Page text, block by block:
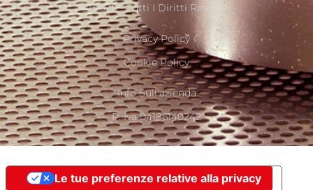
Ⓒ 2020 - Tutti I Diritti Riservati
Privacy Policy
Cookie Policy
Info Sull'azienda
P. Iva 04186140242
Le tue preferenze relative alla privacy